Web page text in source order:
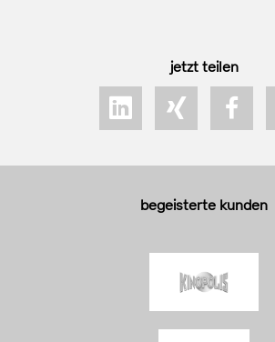
jetzt teilen
begeisterte kunden